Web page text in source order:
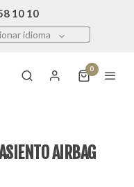
10 10
idioma
0
AIRBAG